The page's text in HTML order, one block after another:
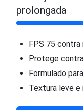
prolongada
FPS 75 contra
Protege
Formulado
Textura leve e